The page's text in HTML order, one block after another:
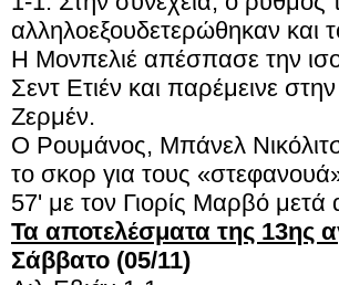
αλληλοεξουδετερώθηκαν και
Η Μονπελιέ απέσπασε την
Σεντ Ετιέν και παρέμεινε
Ζερμέν.
Ο Ρουμάνος, Μπάνελ
το σκορ για τους
57' με τον Γιορίς Μαρβό
Τα αποτελέσματα της 13ης
Σάββατο (05/11)